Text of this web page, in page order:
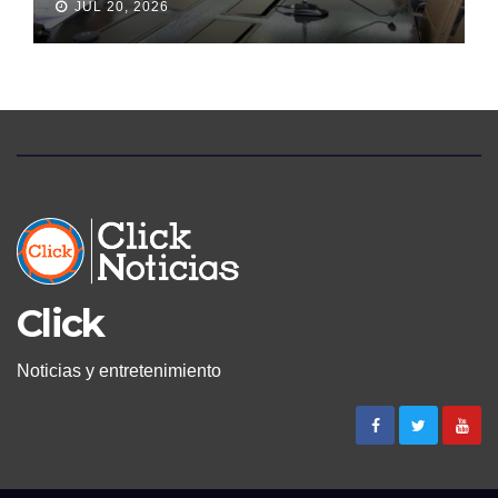
JUL 20, 2026
Click
Noticias y entretenimiento